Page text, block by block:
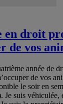
en droit
de vos
année de
de vos
le soir en
Je suis véhiculée,